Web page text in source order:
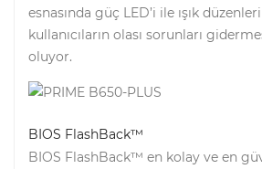
esnasında güç LED’i ile ışık
kullanıcıların olası sorunları
oluyor.
BIOS FlashBack™
BIOS FlashBack™ en kolay ve en